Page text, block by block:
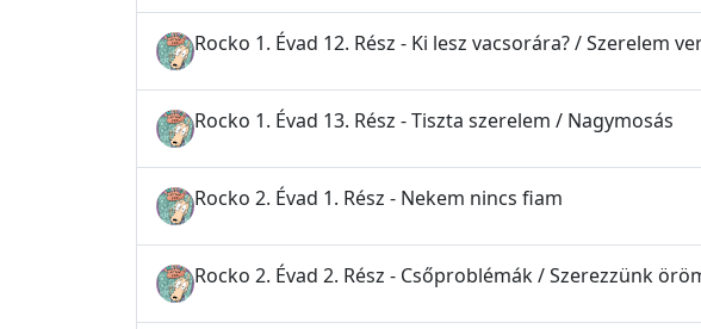
Rocko 1. Évad 12. Rész - Ki lesz vacsorára? / Szerelem
Rocko 1. Évad 13. Rész - Tiszta szerelem / Nagymosás
Rocko 2. Évad 1. Rész - Nekem nincs fiam
Rocko 2. Évad 2. Rész - Csőproblémák / Szerezzünk